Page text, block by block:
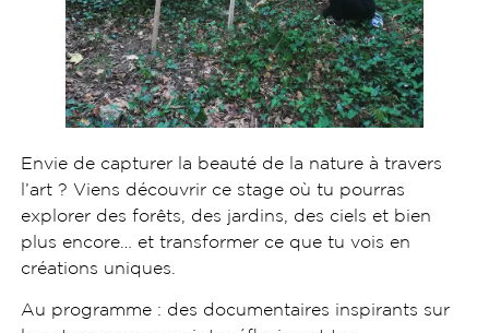
Envie de capturer la beauté de la nature à travers
l’art ? Viens découvrir ce stage où tu pourras
explorer des forêts, des jardins, des ciels et bien
plus encore… et transformer ce que tu vois en
créations uniques.
Au programme : des documentaires inspirants sur